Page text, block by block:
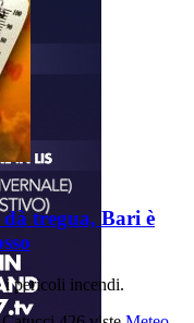
tregua, Bari è
i pericoli incendi.